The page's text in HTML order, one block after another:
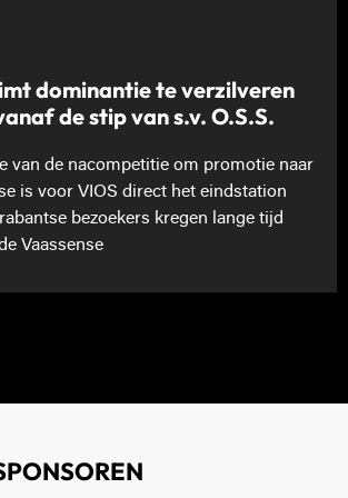
dominantie te verzilveren
de stip van s.v. O.S.S.
van de nacompetitie om promotie naar
is voor VIOS direct het eindstation
bezoekers kregen lange tijd
Vaassense